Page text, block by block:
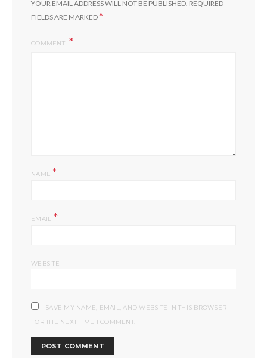
YOUR EMAIL ADDRESS WILL NOT BE PUBLISHED. REQUIRED
FIELDS ARE MARKED*
COMMENT
NAME *
EMAIL *
WEBSITE
SAVE MY NAME, EMAIL, AND WEBSITE IN THIS BROWSER
FOR THE NEXT TIME I COMMENT.